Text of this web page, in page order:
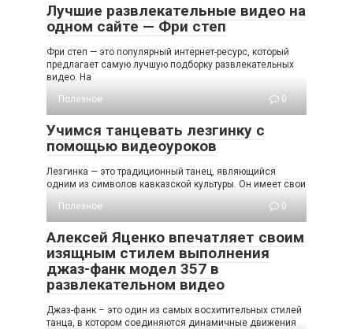
Лучшие развлекательные видео на
одном сайте — Фри степ
Фри степ — это популярный интернет-ресурс, который
предлагает самую лучшую подборку развлекательных
видео. На
Полезное
0
Учимся танцевать лезгинку с
помощью видеоуроков
Лезгинка — это традиционный танец, являющийся
одним из символов кавказской культуры. Он имеет свои
Полезное
0
Алексей Яценко впечатляет своим
изящным стилем выполнения
джаз-фанк модел 357 в
развлекательном видео
Джаз-фанк – это один из самых восхитительных стилей
танца, в котором соединяются динамичные движения